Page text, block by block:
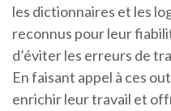
les dictionnaires et les
reconnus pour leur
d’éviter les erreurs de
En faisant appel à ces
enrichir leur travail et